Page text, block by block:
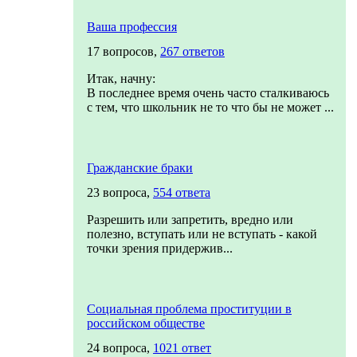
Ваша профессия
17 вопросов, 267 ответов
Итак, начну:
В последнее время очень часто сталкиваюсь
с тем, что школьник не то что бы не может ...
Гражданские браки
23 вопроса, 554 ответа
Разрешить или запретить, вредно или
полезно, вступать или не вступать - какой
точки зрения придержив...
Социальная проблема проституции в
российском обществе
24 вопроса, 1021 ответ